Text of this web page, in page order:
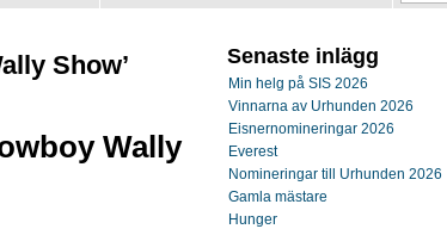
Show’
Wally
Senaste inlägg
Min helg på SIS 2026
Vinnarna av Urhunden 2026
Eisnernomineringar 2026
Everest
Nomineringar till Urhunden 2026
Gamla mästare
Hunger